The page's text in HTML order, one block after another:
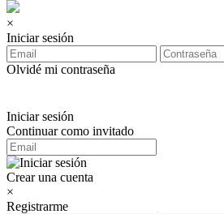
×
Iniciar sesión
Olvidé mi contraseña
Iniciar sesión
Continuar como invitado
Crear una cuenta
×
Registrarme